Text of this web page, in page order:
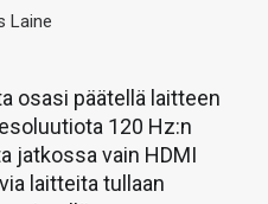
Laine
osasi päätellä laitteen
120 Hz:n
jatkossa vain HDMI
laitteita tullaan